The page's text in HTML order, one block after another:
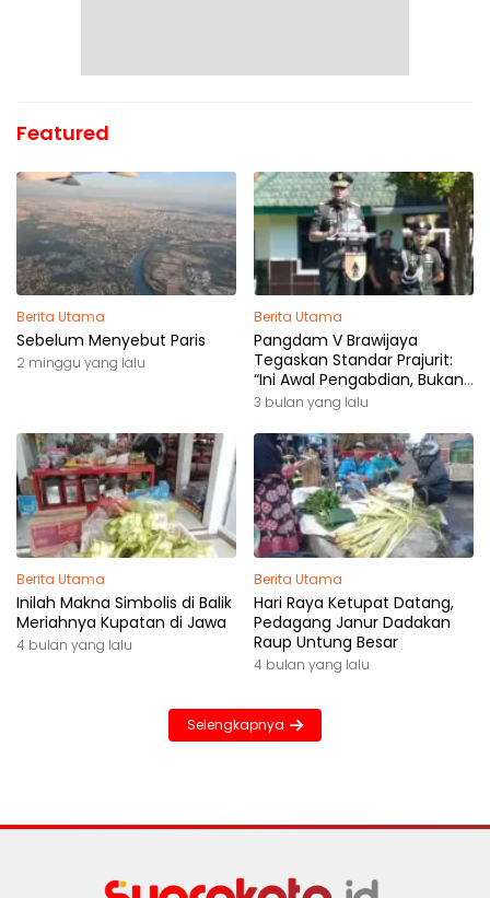
Featured
Berita Utama
Sebelum Menyebut Paris
2 minggu yang lalu
Berita Utama
Pangdam V Brawijaya
Tegaskan Standar Prajurit:
“Ini Awal Pengabdian, Bukan
Akhir Perjalanan”
3 bulan yang lalu
Berita Utama
Inilah Makna Simbolis di Balik
Meriahnya Kupatan di Jawa
4 bulan yang lalu
Berita Utama
Hari Raya Ketupat Datang,
Pedagang Janur Dadakan
Raup Untung Besar
4 bulan yang lalu
Selengkapnya